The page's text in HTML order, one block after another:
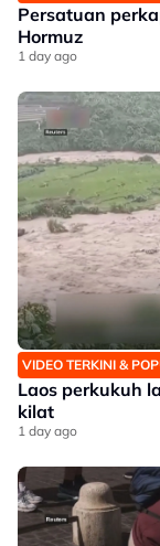
Persatuan
Hormuz
1 day ago
VIDEO TERKINI &
Laos perkukuh
kilat
1 day ago